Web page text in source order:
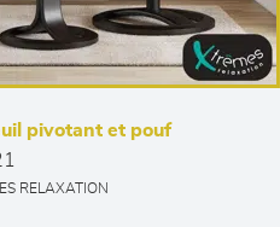
pivotant et pouf
RELAXATION